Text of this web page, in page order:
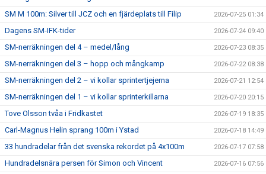
SM M 100m: Silver till JCZ och en fjärdeplats till Filip 2026-07-25 01:34
Dagens SM-IFK-tider 2026-07-24 09:40
SM-nerräkningen del 4 – medel/lång 2026-07-23 08:35
SM-nerräkningen del 3 – hopp och mångkamp 2026-07-22 08:38
SM-nerräkningen del 2 – vi kollar sprintertjejerna 2026-07-21 12:54
SM-nerräkningen del 1 – vi kollar sprinterkillarna 2026-07-20 20:15
Tove Olsson tvåa i Fridkastet 2026-07-19 18:35
Carl-Magnus Helin sprang 100m i Ystad 2026-07-18 14:49
33 hundradelar från det svenska rekordet på 4x100m 2026-07-17 07:58
Hundradelsnära persen för Simon och Vincent 2026-07-16 07:56